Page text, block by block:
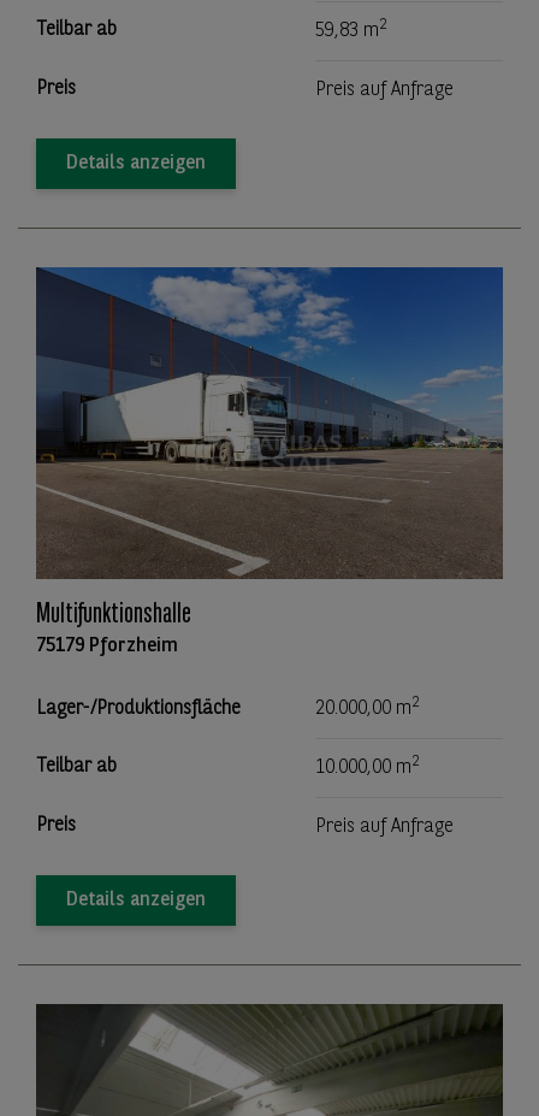
Teilbar ab 59,83 m2
Preis Preis auf Anfrage
Details anzeigen
Multifunktionshalle
75179 Pforzheim
Lager-/Produktionsfläche 20.000,00 m2
Teilbar ab 10.000,00 m2
Preis Preis auf Anfrage
Details anzeigen